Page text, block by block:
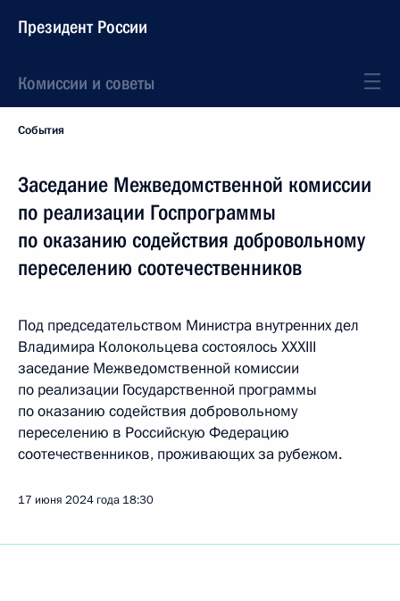
Президент России
Комиссии и советы
События
Заседание Межведомственной комиссии
по реализации Госпрограммы
по оказанию содействия добровольному
переселению соотечественников
Под председательством Министра внутренних дел
Владимира Колокольцева состоялось XXXIII
заседание Межведомственной комиссии
по реализации Государственной программы
по оказанию содействия добровольному
переселению в Российскую Федерацию
соотечественников, проживающих за рубежом.
17 июня 2024 года 18:30